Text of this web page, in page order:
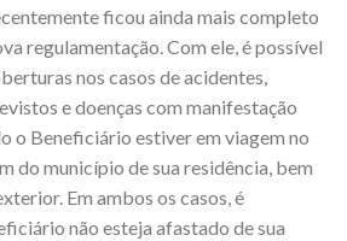
ficou ainda mais completo
regulamentação. Com ele, é possível
nos casos de acidentes,
e doenças com manifestação
o Beneficiário estiver em viagem no
do município de sua residência, bem
Em ambos os casos, é
não esteja afastado de sua